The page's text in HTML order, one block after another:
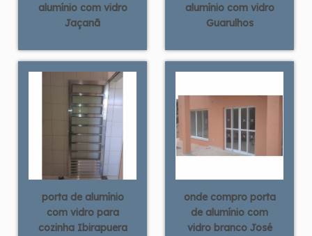
alumínio com vidro
Jaçanã
alumínio com vidro
Guarulhos
porta de alumínio
com vidro para
cozinha Ibirapuera
onde compro porta
de alumínio com
vidro branco José